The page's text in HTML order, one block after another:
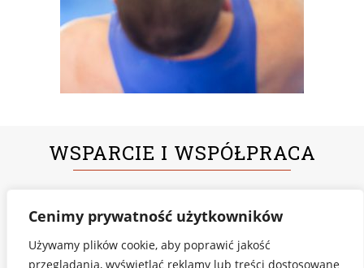
Cenimy prywatność użytkowników
Używamy plików cookie, aby poprawić jakość
przeglądania, wyświetlać reklamy lub treści dostosowane
WSPARCIE I WSPÓŁPRACA